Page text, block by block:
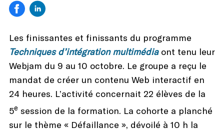
Les finissantes et finissants du programme
Techniques d’intégration multimédiaont tenu leur
Webjam du 9 au 10 octobre. Le groupe a reçu le
mandat de créer un contenu Web interactif en
24 heures. L’activité concernait 22 élèves de la
5e session de la formation. La cohorte a planché
sur le thème « Défaillance », dévoilé à 10 h la